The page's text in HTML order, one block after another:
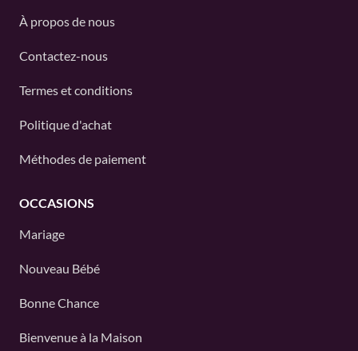
À propos de nous
Contactez-nous
Termes et conditions
Politique d'achat
Méthodes de paiement
OCCASIONS
Mariage
Nouveau Bébé
Bonne Chance
Bienvenue à la Maison